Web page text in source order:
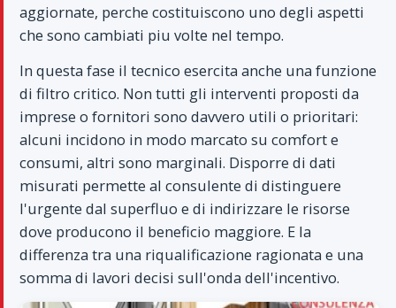
aggiornate, perche costituiscono uno degli aspetti
che sono cambiati piu volte nel tempo.
In questa fase il tecnico esercita anche una funzione
di filtro critico. Non tutti gli interventi proposti da
imprese o fornitori sono davvero utili o prioritari:
alcuni incidono in modo marcato su comfort e
consumi, altri sono marginali. Disporre di dati
misurati permette al consulente di distinguere
l'urgente dal superfluo e di indirizzare le risorse
dove producono il beneficio maggiore. E la
differenza tra una riqualificazione ragionata e una
somma di lavori decisi sull'onda dell'incentivo.